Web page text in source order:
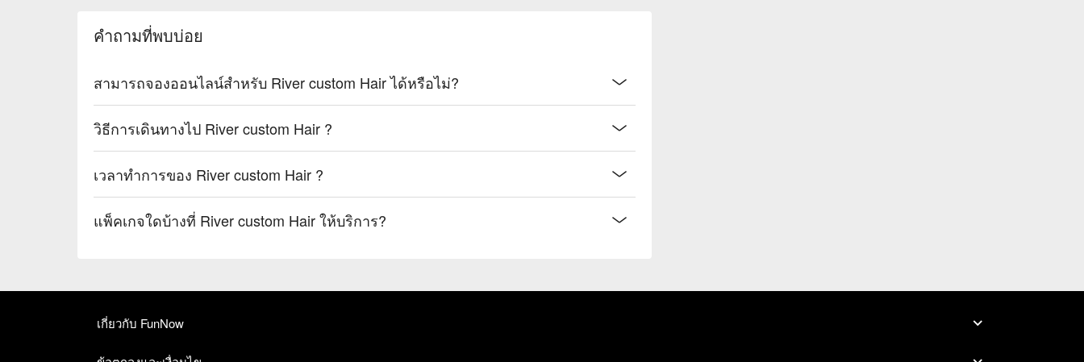
คำถามที่พบบ่อย
สามารถจองออนไลน์สำหรับ River custom Hair ได้หรือไม่?
วิธีการเดินทางไป River custom Hair ?
เวลาทำการของ River custom Hair ?
แพ็คเกจใดบ้างที่ River custom Hair ให้บริการ?
เกี่ยวกับ FunNow